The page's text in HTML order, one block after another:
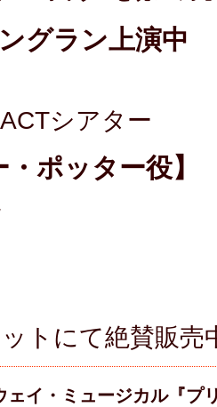
グラン上演中
シアター
・ポッター役】
トにて絶賛販売
イ・ミュージカル『プ